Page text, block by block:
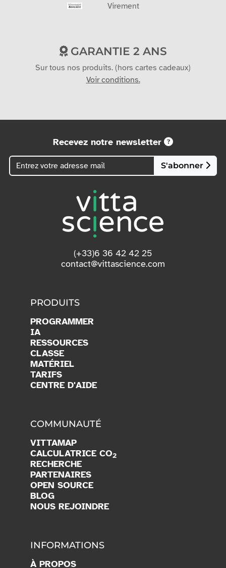
Virement
GARANTIE 2 ANS
Sur tous nos produits. (hors cartes cadeaux)
Voir conditions.
Recevez notre newsletter
S'abonner
(+33)6 36 42 42 25
contact@vittascience.com
PRODUITS
PROGRAMMER
IA
RESSOURCES
CLASSE
MATÉRIEL
TARIFS
CENTRE D'AIDE
COMMUNAUTÉ
VITTAMAP
CALCULATRICE CO2
RECHERCHE
PARTENAIRES
OPEN SOURCE
BLOG
NOUS REJOINDRE
INFORMATIONS
À PROPOS